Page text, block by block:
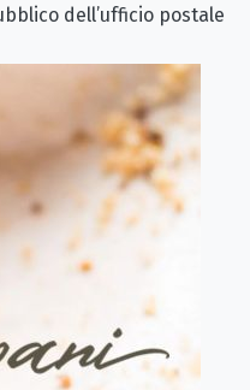
dell’ufficio postale